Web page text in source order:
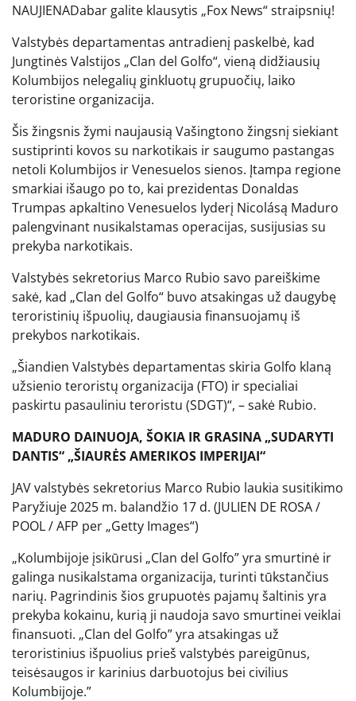
NAUJIENADabar galite klausytis „Fox News“ straipsnių!
Valstybės departamentas antradienį paskelbė, kad
Jungtinės Valstijos „Clan del Golfo“, vieną didžiausių
Kolumbijos nelegalių ginkluotų grupuočių, laiko
teroristine organizacija.
Šis žingsnis žymi naujausią Vašingtono žingsnį siekiant
sustiprinti kovos su narkotikais ir saugumo pastangas
netoli Kolumbijos ir Venesuelos sienos. Įtampa regione
smarkiai išaugo po to, kai prezidentas Donaldas
Trumpas apkaltino Venesuelos lyderį Nicolásą Maduro
palengvinant nusikalstamas operacijas, susijusias su
prekyba narkotikais.
Valstybės sekretorius Marco Rubio savo pareiškime
sakė, kad „Clan del Golfo“ buvo atsakingas už daugybę
teroristinių išpuolių, daugiausia finansuojamų iš
prekybos narkotikais.
„Šiandien Valstybės departamentas skiria Golfo klaną
užsienio teroristų organizacija (FTO) ir specialiai
paskirtu pasauliniu teroristu (SDGT)“, – sakė Rubio.
MADURO DAINUOJA, ŠOKIA IR GRASINA „SUDARYTI
DANTIS“ „ŠIAURĖS AMERIKOS IMPERIJAI“
JAV valstybės sekretorius Marco Rubio laukia susitikimo
Paryžiuje 2025 m. balandžio 17 d. (JULIEN DE ROSA /
POOL / AFP per „Getty Images“)
„Kolumbijoje įsikūrusi „Clan del Golfo” yra smurtinė ir
galinga nusikalstama organizacija, turinti tūkstančius
narių. Pagrindinis šios grupuotės pajamų šaltinis yra
prekyba kokainu, kurią ji naudoja savo smurtinei veiklai
finansuoti. „Clan del Golfo” yra atsakingas už
teroristinius išpuolius prieš valstybės pareigūnus,
teisėsaugos ir karinius darbuotojus bei civilius
Kolumbijoje.”